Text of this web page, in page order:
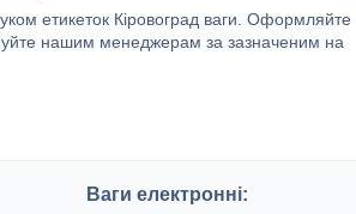
етикеток Кіровоград ваги. Оформляйте
нашим менеджерам за зазначеним на
Ваги електронні: